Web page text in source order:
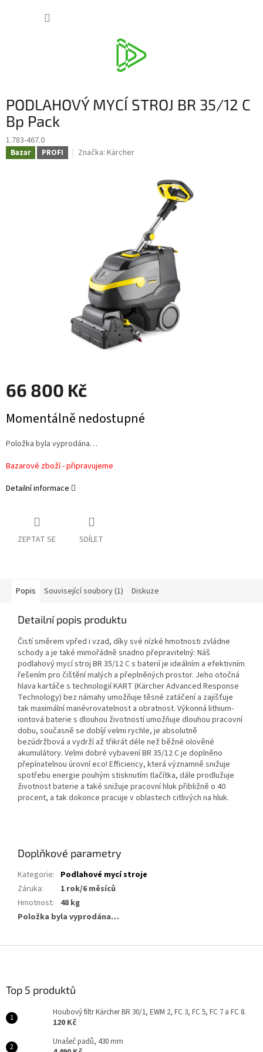
PODLAHOVÝ MYCÍ STROJ BR 35/12 C
Bp Pack
1.783-467.0
Bazar PROFI Značka: Kärcher
66 800 Kč
cena:
Momentálně nedostupné
Položka byla vyprodána…
Bazarové zboží - připravujeme
Detailní informace
ZEPTAT SE SDÍLET
Popis Související soubory (1) Diskuze
Detailní popis produktu
Čistí směrem vpřed i vzad, díky své nízké hmotnosti zvládne
schody a je také mimořádně snadno přepravitelný: Náš
podlahový mycí stroj BR 35/12 C s baterií je ideálním a efektivním
řešením pro čištění malých a přeplněných prostor. Jeho otočná
hlava kartáče s technologií KART (Kärcher Advanced Response
Technology) bez námahy umožňuje těsné zatáčení a zajišťuje
tak maximální manévrovatelnost a obratnost. Výkonná lithium-
iontová baterie s dlouhou životností umožňuje dlouhou pracovní
dobu, současně se dobíjí velmi rychle, je absolutně
bezúdržbová a vydrží až třikrát déle než běžné olověné
akumulátory. Velmi dobré vybavení BR 35/12 C je doplněno
přepínatelnou úrovní eco! Efficiency, která významně snižuje
spotřebu energie pouhým stisknutím tlačítka, dále prodlužuje
životnost baterie a také snižuje pracovní hluk přibližně o 40
procent, a tak dokonce pracuje v oblastech citlivých na hluk.
Doplňkové parametry
Kategorie: Podlahové mycí stroje
Záruka:
1 rok/6 měsíců
Hmotnost:
48 kg
Položka byla vyprodána…
Top 5 produktů
Houbový filtr Kärcher BR 30/1, EWM 2, FC 3, FC 5, FC 7 a FC 8.
120 Kč
Unašeč padů, 430 mm